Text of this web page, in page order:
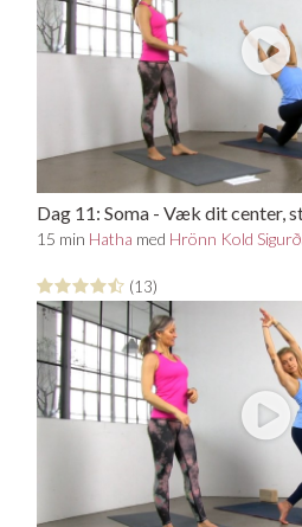
Dag 11: Soma - Væk dit center,
& åben dit hjerte
15 min Hatha med Hrönn Kold
(13)